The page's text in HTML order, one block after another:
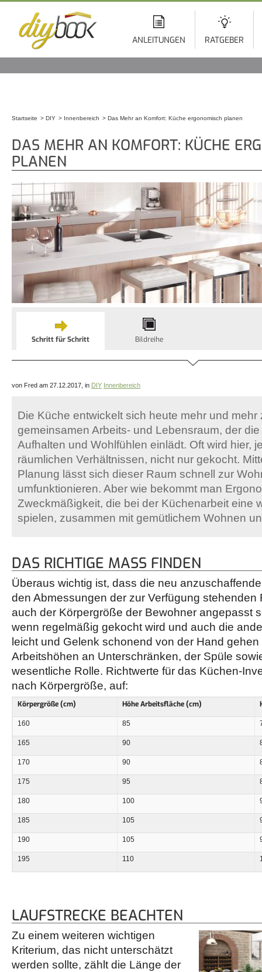
ANLEITUNGEN RATGEBER
Startseite DIY Innenbereich Das Mehr an Komfort: Küche ergonomisch planen
DAS MEHR AN KOMFORT: KÜCHE
PLANEN
Schritt für Schritt Bildreihe
von Fred am 27.12.2017, in DIY Innenbereich
Die Küche entwickelt sich heute mehr und mehr
gemeinsamen Arbeits- und Lebensraum, der
Aufhalten und Wohlfühlen einlädt. Oft wird hier,
räumlichen Verhältnissen, nicht nur gekocht.
Planung lässt sich dieser Raum schnell zur
umfunktionieren. Aber wie bekommt man
Zweckmäßigkeit, die bei der Küchenarbeit eine
spielen, zusammen mit gemütlichem Wohnen
DAS RICHTIGE MASS FINDEN
Überaus wichtig ist, dass die neu
den Abmessungen der zur Verfügung stehenden
auch der Körpergröße der Bewohner angepasst
wenn regelmäßig gekocht wird und auch die
leicht und Gelenk schonend von der Hand
Arbeitshöhen an Unterschränken, der Spüle
wesentliche Rolle. Richtwerte für das Küchen-
nach Körpergröße, auf:
Körpergröße (cm) Höhe Arbeitsfläche (cm)
160 85
165 90
170 90
175 95
180 100
185 105
190 105
195 110
LAUFSTRECKE BEACHTEN
Zu einem weiteren wichtigen
Kriterium, das nicht unterschätzt
werden sollte, zählt die Länge der